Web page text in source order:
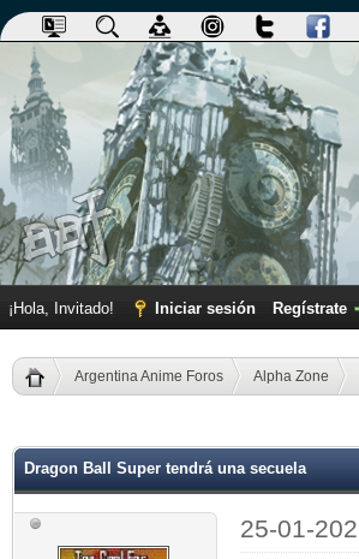
¡Hola, Invitado! Iniciar sesión Regístrate
Argentina Anime Foros Alpha Zone
Dragon Ball Super tendrá una secuela
25-01-